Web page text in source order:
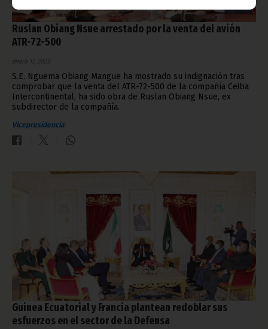
Ruslan Obiang Nsue arrestado por la venta del avión
ATR-72-500
enero 17, 2023
S.E. Nguema Obiang Mangue ha mostrado su indignación tras
comprobar que la venta del ATR-72-500 de la compañía Ceiba
Intercontinental, ha sido obra de Ruslan Obiang Nsue, ex
subdirector de la compañía.
Vicepresidencia
Guinea Ecuatorial y Francia plantean redoblar sus
esfuerzos en el sector de la Defensa